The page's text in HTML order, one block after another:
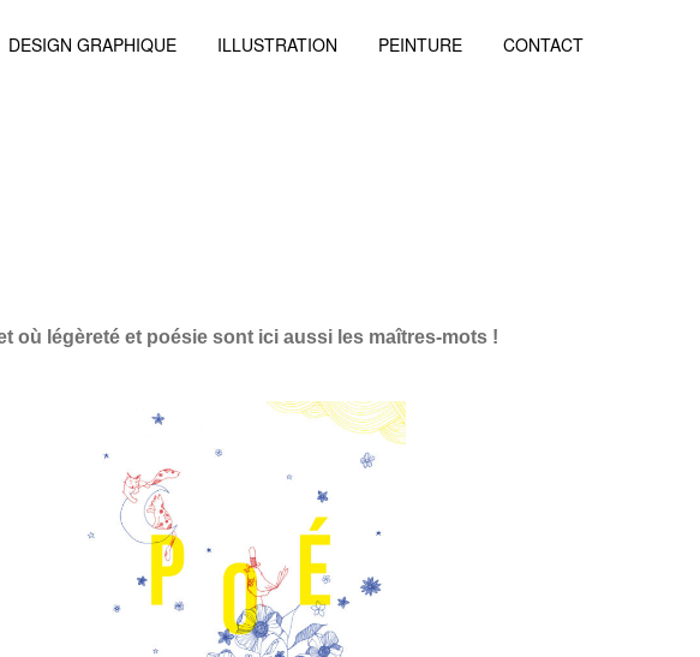
DESIGN GRAPHIQUE ILLUSTRATION PEINTURE CONTACT
où légèreté et poésie sont ici aussi les maîtres-mots !